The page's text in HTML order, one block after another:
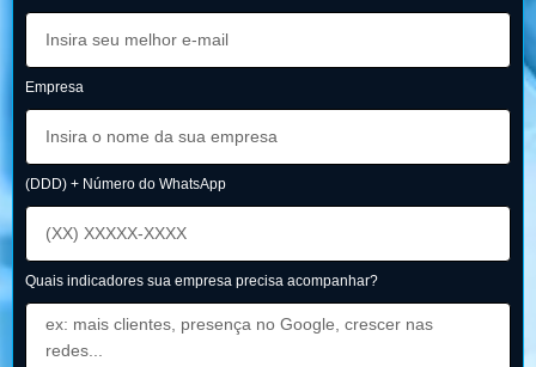
Empresa
(DDD) + Número do WhatsApp
Quais indicadores sua empresa precisa acompanhar?